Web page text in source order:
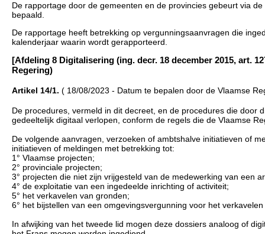
De rapportage door de gemeenten en de provincies gebeurt via
bepaald.
De rapportage heeft betrekking op vergunningsaanvragen die
kalenderjaar waarin wordt gerapporteerd.
[Afdeling 8 Digitalisering (ing. decr. 18 december 2015, art.
Regering)
Artikel 14/1. ( 18/08/2023 - Datum te bepalen door de Vlaamse
De procedures, vermeld in dit decreet, en de procedures die door
gedeeltelijk digitaal verlopen, conform de regels die de Vlaamse
De volgende aanvragen, verzoeken of ambtshalve initiatieven of
initiatieven of meldingen met betrekking tot:
1° Vlaamse projecten;
2° provinciale projecten;
3° projecten die niet zijn vrijgesteld van de medewerking van een
4° de exploitatie van een ingedeelde inrichting of activiteit;
5° het verkavelen van gronden;
6° het bijstellen van een omgevingsvergunning voor het
In afwijking van het tweede lid mogen deze dossiers analoog of